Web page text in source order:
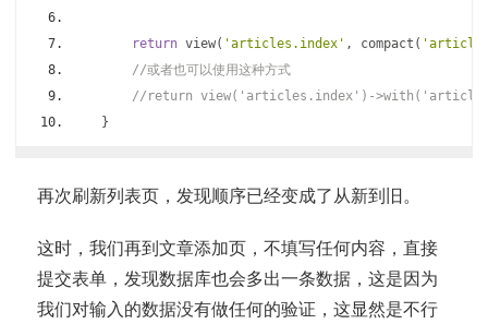
return view( 'articles.index' , compact (
//或者也可以使用这种方式
//return view('articles.index')-
}
再次刷新列表页，发现顺序已经变成了从新到旧。
这时，我们再到文章添加页，不填写任何内容，直接
提交表单，发现数据库也会多出一条数据，这是因为
我们对输入的数据没有做任何的验证，这显然是不行